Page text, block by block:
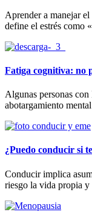
Aprender a manejar
define el estrés como
Fatiga cognitiva: no
Algunas personas
abotargamiento
¿Puedo conducir si
Conducir implica
riesgo la vida propia y